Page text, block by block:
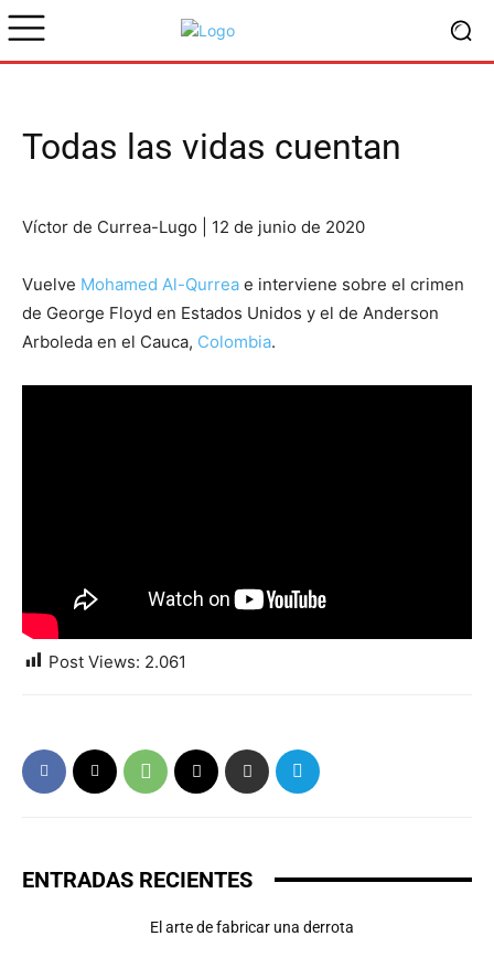
Todas las vidas cuentan
Víctor de Currea-Lugo | 12 de junio de 2020
Vuelve Mohamed Al-Qurrea e interviene sobre el crimen
de George Floyd en Estados Unidos y el de Anderson
Arboleda en el Cauca, Colombia.
Post Views: 2.061
ENTRADAS RECIENTES
El arte de fabricar una derrota